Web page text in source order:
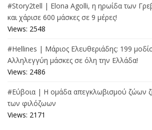
#Story2tell | Elona Agolli, η ηρωίδα των
και χάρισε 600 μάσκες σε 9 μέρες!
Views: 2548
#Hellines | Μάριος Ελευθεριάδης: 199
Αλληλεγγύη μάσκες σε όλη την Ελλάδα!
Views: 2486
#Εύβοια | Η ομάδα απεγκλωβισμού ζώων
των φιλόζωων
Views: 2171